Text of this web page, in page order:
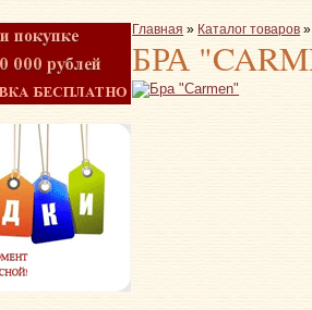
Главная » Каталог товаров
БРА